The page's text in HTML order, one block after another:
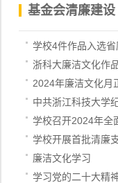
基金会清廉建设
学校4件作品入选
浙科大廉洁文化作
2024年廉洁文化月
中共浙江科技大学
学校召开2024年全
学校开展首批清廉
廉洁文化学习
学习党的二十大精